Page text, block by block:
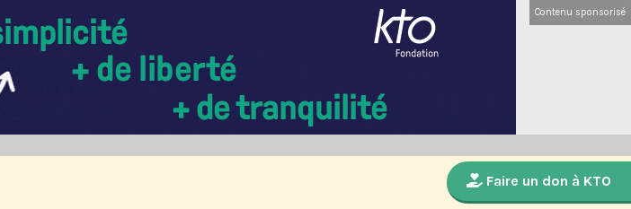
Contenu sponsorisé
Faire un don à KTO